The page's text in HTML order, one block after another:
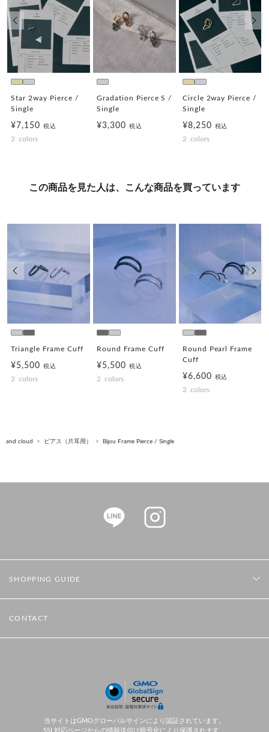
Star 2way Pierce /
Single
¥7,150税込
2 colors
Gradation Pierce S /
Single
¥3,300 税込
Circle 2way Pierce /
Single
¥8,250 税込
2 colors
前の画像 次の
この商品を見た人は、こんな商品を買っています
Triangle Frame Cuff
¥5,500税込
2 colors
Round Frame Cuff
¥5,500 税込
2 colors
Round Pearl Frame
Cuff
¥6,600 税込
2 colors
次の
and cloud ピアス（片耳用） Bijou Frame Pierce / Single
SHOPPING GUIDE
CONTACT
当サイトはGMOグローバルサインにより認証されています。
SSL対応ページからの情報送信は暗号化により保護されます。